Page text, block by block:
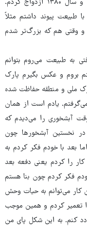
جدیت زیاد کار کردم تا کمی پول پس‌انداز و سال ۱۳۸۰ ازدواج کردم.
طبیعت پیوند داشتم مثلاً
و وقتی هم که بزرگ‌تر شدم
وقتی به طبیعت می‌روم بتوانم
بروم و عکس بگیرم پارک
ملی و منطقه حفاظت شده
یادم است از همان
آبشخوری را می‌دیدم که
نخستین آبشخورها چون
بعد با خودم فکر کردم به
را کردم یعنی دفعه بعد
فکر کردم چون بنا هستم
کار می‌توانم به حیات وحش
تعمیر کردم و همین موجب
کنم. به این شکل پای من